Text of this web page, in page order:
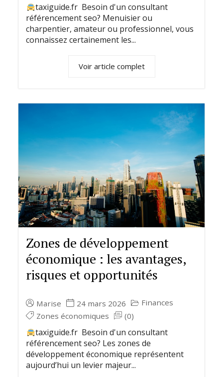
taxiguide.fr Besoin d'un consultant
référencement seo? Menuisier ou
charpentier, amateur ou professionnel, vous
connaissez certainement les...
Voir article complet
Zones de développement
économique : les avantages,
risques et opportunités
Marise 24 mars 2026
Finances
Zones économiques
(0)
taxiguide.fr Besoin d'un consultant
référencement seo? Les zones de
développement économique représentent
aujourd’hui un levier majeur...